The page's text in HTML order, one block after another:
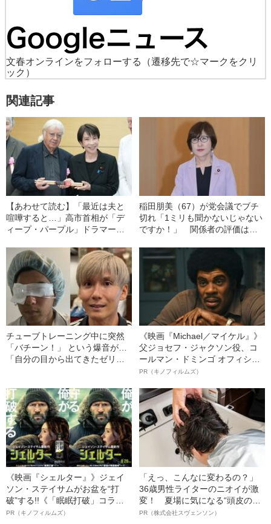
文春オンラインをフォローする
（遷移先で☆マークをクリ
ック）
関連記事
【あわせて読む】「最近は夫と
喧嘩すると…」高市首相が「デ
ィープ・パープル」ドラマーと
た一言”
稲田朋美（67）が党会議でブチ
切れ「1ミリも聞かないじゃない
ですか！」 関係者の評価は分
チューブトレーニング中に突然
「バチーン！」 という爆音が…
「自分の目から出てきたゼリー
レーした“サッカー選手”が視覚障
害を負った“恐怖の瞬間”を明かす
《映画『Michael／マイケル』》
父ジョセフ・ジャクソン役、コ
ールマン・ドミンゴ オフィシャ
ルインタビュー“観客を魅了した
語る”《日本興収70億円突破》
PR（キノフィルムズ）
《映画『シェルター』》ジェイ
ソン・ステイサムがお盆を“打
破”する!!《「眠眠打破」コラ
ボ》
PR（キノフィルムズ）
「えっ、こんなに変わるの？」
36歳男性ライターのニオイが激
変！ 夏場に気になる“頭皮のニ
オイ”や“ベタつき”を解消す
PR（株式会社スヴェンソン）